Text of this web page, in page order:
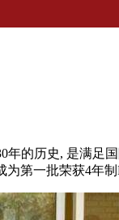
的历史, 是满足
第一批荣获4年制